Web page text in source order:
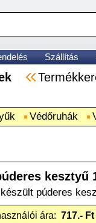
Szállítás
Védőruhák
kesztyű
púderes
ára: 717.- Ft